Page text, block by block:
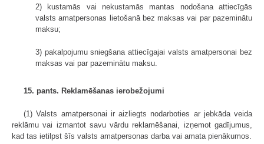
2) kustamās vai nekustamās mantas nodošana attiecīgās
valsts amatpersonas lietošanā bez maksas vai par pazeminātu
maksu;
3) pakalpojumu sniegšana attiecīgajai valsts amatpersonai bez
maksas vai par pazeminātu maksu.
15. pants. Reklamēšanas ierobežojumi
(1) Valsts amatpersonai ir aizliegts nodarboties ar jebkāda veida
reklāmu vai izmantot savu vārdu reklamēšanai, izņemot gadījumus,
kad tas ietilpst šīs valsts amatpersonas darba vai amata pienākumos.